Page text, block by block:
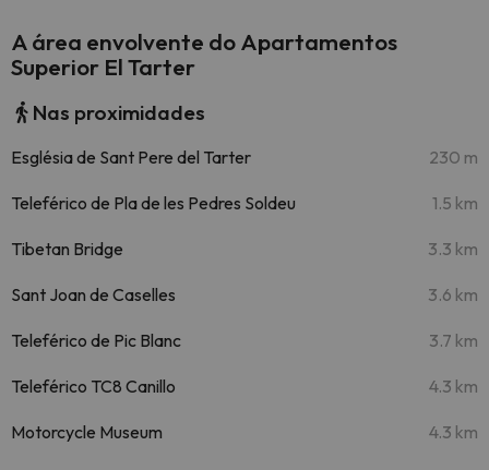
A área envolvente do Apartamentos
Superior El Tarter
Nas proximidades
Església de Sant Pere del Tarter 230 m
Teleférico de Pla de les Pedres Soldeu 1.5 km
Tibetan Bridge 3.3 km
Sant Joan de Caselles 3.6 km
Teleférico de Pic Blanc 3.7 km
Teleférico TC8 Canillo 4.3 km
Motorcycle Museum 4.3 km